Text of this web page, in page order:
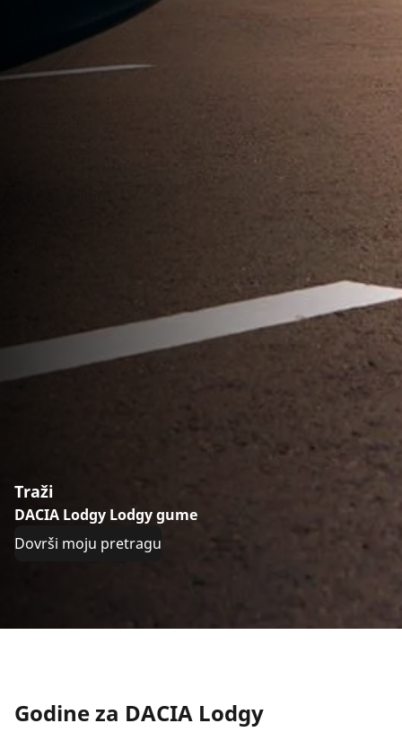
Traži
DACIA Lodgy Lodgy gume
Dovrši moju pretragu
Godine za DACIA Lodgy